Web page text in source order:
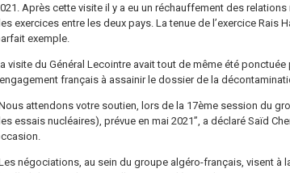
Après cette visite il y a eu un réchauffement des
exercices entre les deux pays. La tenue de l’exercice Rais
exemple.
visite du Général Lecointre avait tout de même été
français à assainir le dossier de la
attendons votre soutien, lors de la 17ème session du
essais nucléaires), prévue en mai 2021”, a déclaré Saïd
négociations, au sein du groupe algéro-français, visent à